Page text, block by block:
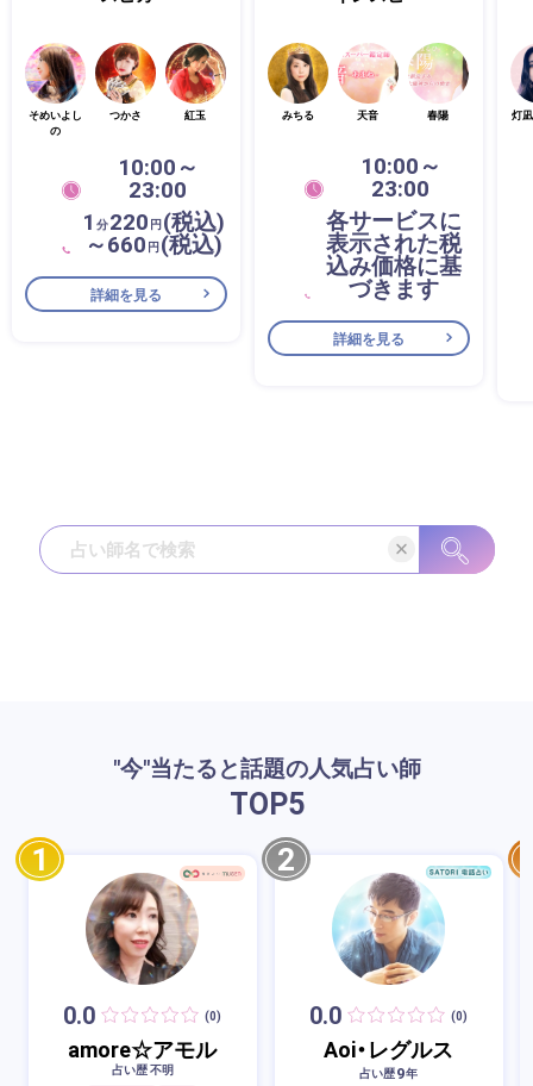
そめいよし
の
つかさ 紅玉
10:00～
23:00
1 分220 円(税込)
～660 円(税込)
詳細を見る
みちる 天音 春陽
10:00～
23:00
各サービスに
表示された税
込み価格に基
づきます
詳細を見る
灯
"今"当たると話題の人気占い師
TOP5
1
0.0 (0)
amore☆アモル
占い歴 不明
2
0.0 (0)
Aoi・レグルス
占い歴9年